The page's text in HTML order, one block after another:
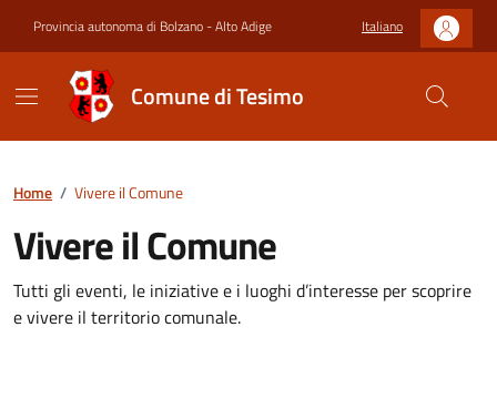
Provincia autonoma di Bolzano - Alto Adige Italiano
Comune di Tesimo
Home / Vivere il Comune
Vivere il Comune
Tutti gli eventi, le iniziative e i luoghi d’interesse per scoprire
e vivere il territorio comunale.